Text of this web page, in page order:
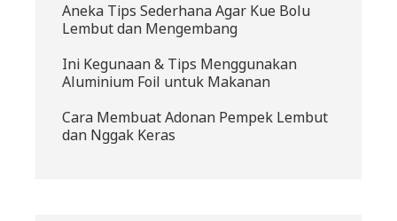
Aneka Tips Sederhana Agar Kue Bolu
Lembut dan Mengembang
Ini Kegunaan & Tips Menggunakan
Aluminium Foil untuk Makanan
Cara Membuat Adonan Pempek Lembut
dan Nggak Keras